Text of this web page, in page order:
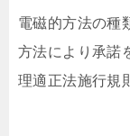
電磁的方法の種
方法により承諾
理適正法施行規